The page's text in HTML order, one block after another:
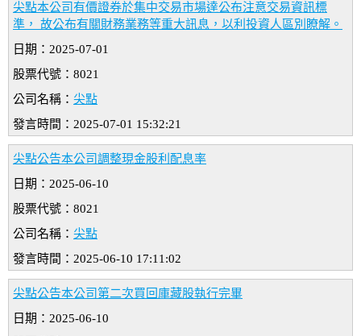
尖點本公司有價證券於集中交易市場達公布注意交易資訊標
準， 故公布有關財務業務等重大訊息，以利投資人區別瞭解。
日期：2025-07-01
股票代號：8021
公司名稱： 尖點
發言時間：2025-07-01 15:32:21
尖點公告本公司調整現金股利配息率
日期：2025-06-10
股票代號：8021
公司名稱： 尖點
發言時間：2025-06-10 17:11:02
尖點公告本公司第二次買回庫藏股執行完畢
日期：2025-06-10